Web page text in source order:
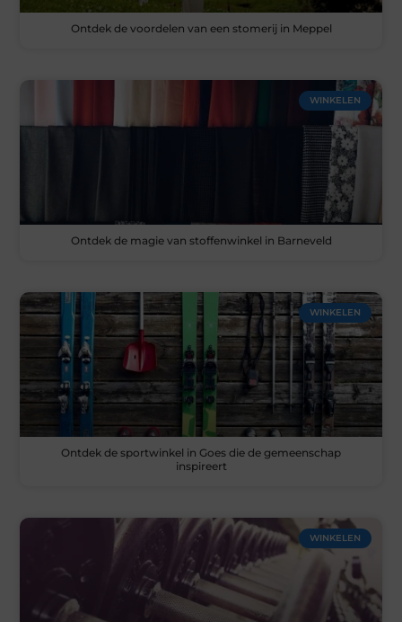
Ontdek de voordelen van een stomerij in Meppel
WINKELEN
Ontdek de magie van stoffenwinkel in Barneveld
WINKELEN
Ontdek de sportwinkel in Goes die de gemeenschap
inspireert
WINKELEN